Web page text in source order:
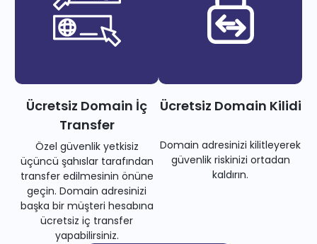
Ücretsiz Domain İç
Transfer
Özel güvenlik yetkisiz
üçüncü şahıslar tarafından
transfer edilmesinin önüne
geçin. Domain adresinizi
başka bir müşteri hesabına
ücretsiz iç transfer
yapabilirsiniz.
Ücretsiz Domain Kilidi
Domain adresinizi kilitleyerek
güvenlik riskinizi ortadan
kaldırın.